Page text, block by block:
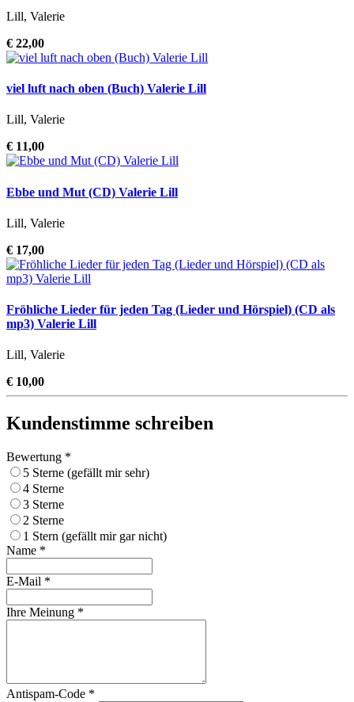
Lill, Valerie
€ 22,00
viel luft nach oben (Buch) Valerie Lill
Lill, Valerie
€ 11,00
Ebbe und Mut (CD) Valerie Lill
Lill, Valerie
€ 17,00
Fröhliche Lieder für jeden Tag (Lieder und Hörspiel) (CD als
mp3) Valerie Lill
Lill, Valerie
€ 10,00
Kundenstimme schreiben
Bewertung *
5 Sterne (gefällt mir sehr)
4 Sterne
3 Sterne
2 Sterne
1 Stern (gefällt mir gar nicht)
Name *
E-Mail *
Ihre Meinung *
Antispam-Code *